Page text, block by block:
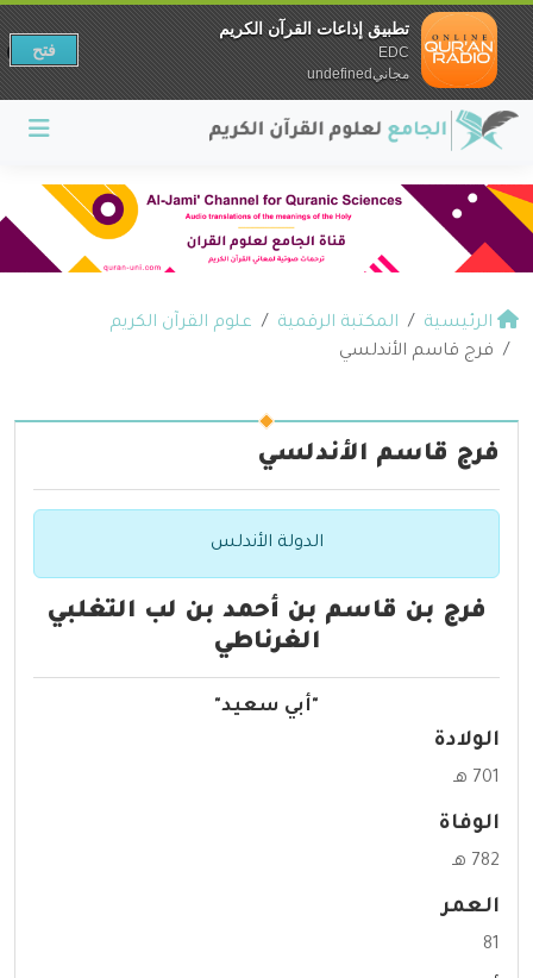
الرئيسية المكتبة الرقمية
علوم القرآن الكريم
فرج قاسم الأندلسي
فرج قاسم الأندلسي
الدولة الأندلس
فرج بن قاسم بن أحمد بن لب التغلبي
الغرناطي
"أبي سعيد"
الولادة
701 هـ
الوفاة
782 هـ
العمر
81
تطبيق إذاعات القرآن الكريم
EDC
مجانيundefined
فتح